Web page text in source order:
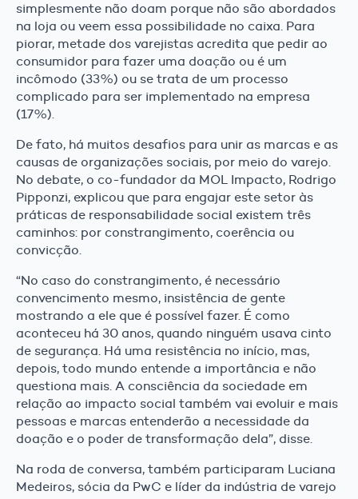
simplesmente não doam porque não são abordados
na loja ou veem essa possibilidade no caixa. Para
piorar, metade dos varejistas acredita que pedir ao
consumidor para fazer uma doação ou é um
incômodo (33%) ou se trata de um processo
complicado para ser implementado na empresa
(17%).
De fato, há muitos desafios para unir as marcas e as
causas de organizações sociais, por meio do varejo.
No debate, o co-fundador da MOL Impacto, Rodrigo
Pipponzi, explicou que para engajar este setor às
práticas de responsabilidade social existem três
caminhos: por constrangimento, coerência ou
convicção.
“No caso do constrangimento, é necessário
convencimento mesmo, insistência de gente
mostrando a ele que é possível fazer. É como
aconteceu há 30 anos, quando ninguém usava cinto
de segurança. Há uma resistência no início, mas,
depois, todo mundo entende a importância e não
questiona mais. A consciência da sociedade em
relação ao impacto social também vai evoluir e mais
pessoas e marcas entenderão a necessidade da
doação e o poder de transformação dela”, disse.
Na roda de conversa, também participaram Luciana
Medeiros, sócia da PwC e líder da indústria de varejo